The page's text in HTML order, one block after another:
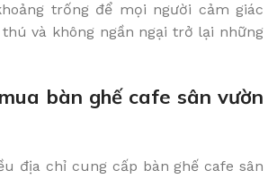
trống để mọi người cảm giác
và không ngần ngại trở lại những
bàn ghế cafe sân vườn
địa chỉ cung cấp bàn ghế cafe sân